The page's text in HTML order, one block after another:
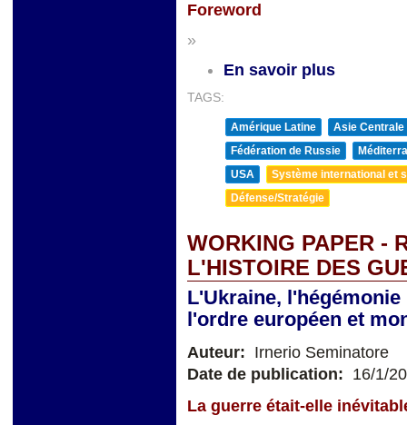
Foreword
»
En savoir plus
TAGS:
Amérique Latine
Asie Centrale
Fédération de Russie
USA
Système international et
Défense/Stratégie
WORKING PAPER -
L'HISTOIRE DES
L'Ukraine,
l'ordre européen et
Auteur: Irnerio Seminatore
Date de publication: 16/1/
La guerre était-elle